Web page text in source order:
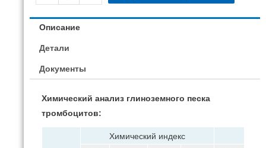
Описание
Детали
Документы
Химический анализ глиноземного песка
тромбоцитов:
Химический индекс